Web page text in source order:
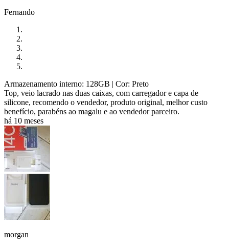
Fernando
Armazenamento interno: 128GB | Cor: Preto
Top, veio lacrado nas duas caixas, com carregador e capa de
silicone, recomendo o vendedor, produto original, melhor custo
benefício, parabéns ao magalu e ao vendedor parceiro.
há 10 meses
morgan